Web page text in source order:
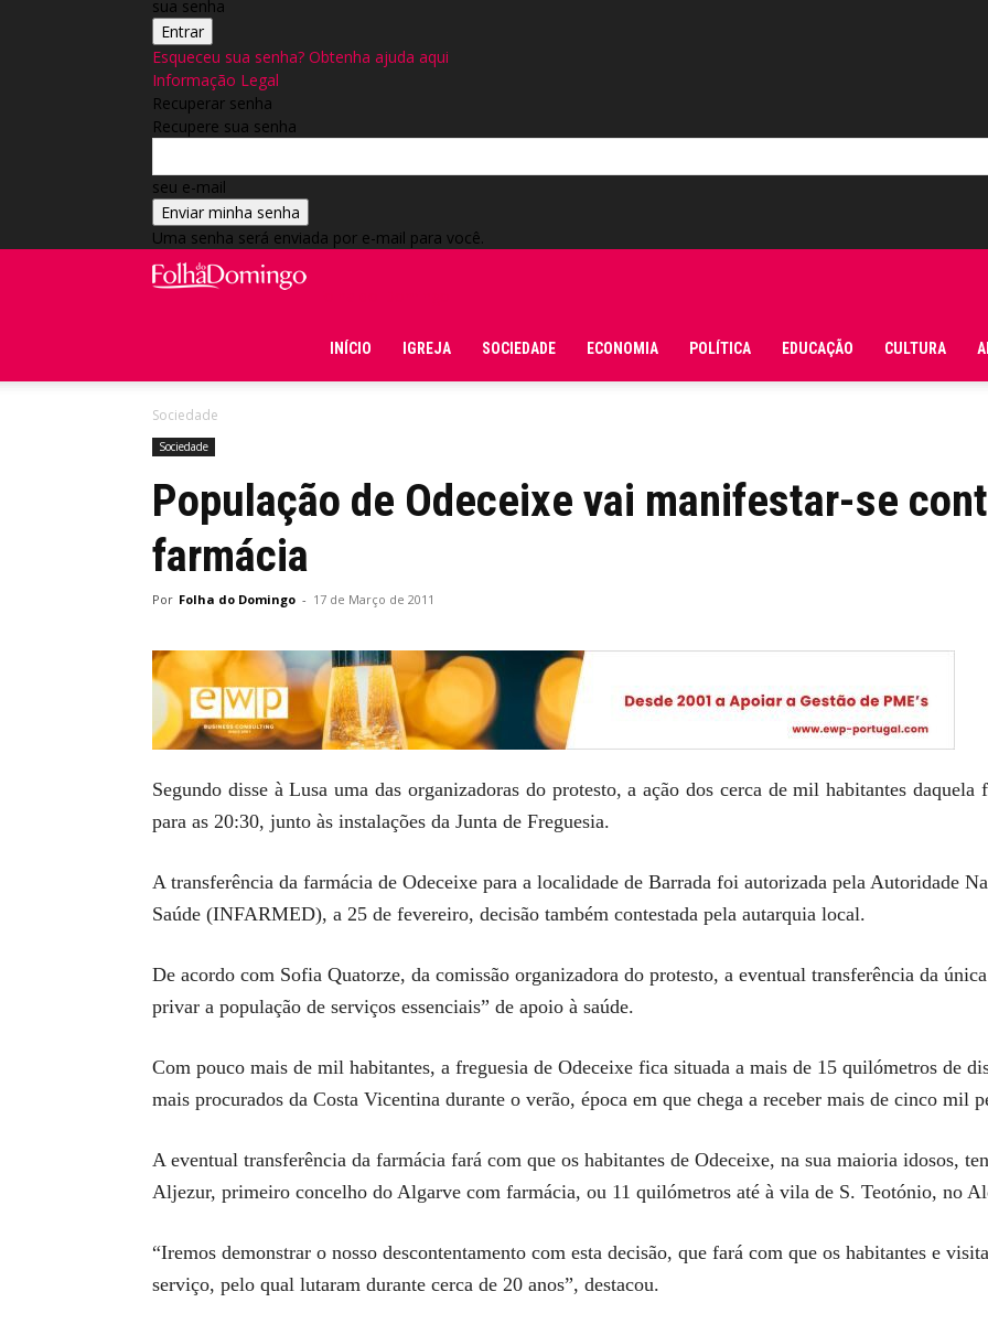
sua senha
Esqueceu sua senha? Obtenha ajuda aqui
Informação Legal
Recuperar senha
Recupere sua senha
seu e-mail
Uma senha será enviada por e-mail para você.
INÍCIO IGREJA SOCIEDADE ECONOMIA POLÍTICA EDUCAÇÃO CULTURA
Sociedade
Sociedade
População de Odeceixe vai manifestar-se
farmácia
Por Folha do Domingo - 17 de Março de 2011
Segundo disse à Lusa uma das organizadoras do protesto, a ação dos cerca de mil habitantes
para as 20:30, junto às instalações da Junta de Freguesia.
A transferência da farmácia de Odeceixe para a localidade de Barrada foi autorizada pela Autoridade
Saúde (INFARMED), a 25 de fevereiro, decisão também contestada pela autarquia local.
De acordo com Sofia Quatorze, da comissão organizadora do protesto, a eventual transferência da
privar a população de serviços essenciais” de apoio à saúde.
Com pouco mais de mil habitantes, a freguesia de Odeceixe fica situada a mais de 15 quilómetros de
mais procurados da Costa Vicentina durante o verão, época em que chega a receber mais de cinco mil
A eventual transferência da farmácia fará com que os habitantes de Odeceixe, na sua maioria idosos,
Aljezur, primeiro concelho do Algarve com farmácia, ou 11 quilómetros até à vila de S. Teotónio, no
“Iremos demonstrar o nosso descontentamento com esta decisão, que fará com que os habitantes e
serviço, pelo qual lutaram durante cerca de 20 anos”, destacou.